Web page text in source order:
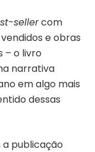
sellercom
e obras
– o livro
narrativa
em algo mais
dessas
publicação